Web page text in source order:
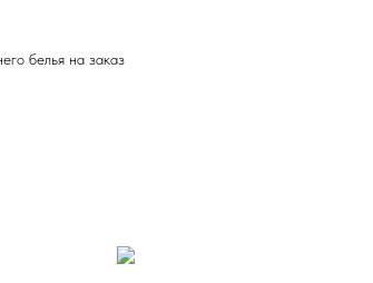
белья на заказ